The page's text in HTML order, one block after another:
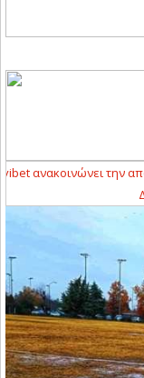
ανακοινώνει την